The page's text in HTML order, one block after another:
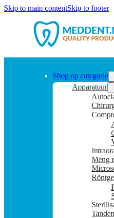
Skip to main contentSkip to footer
Shop op categorie
Apparatuur
Meng